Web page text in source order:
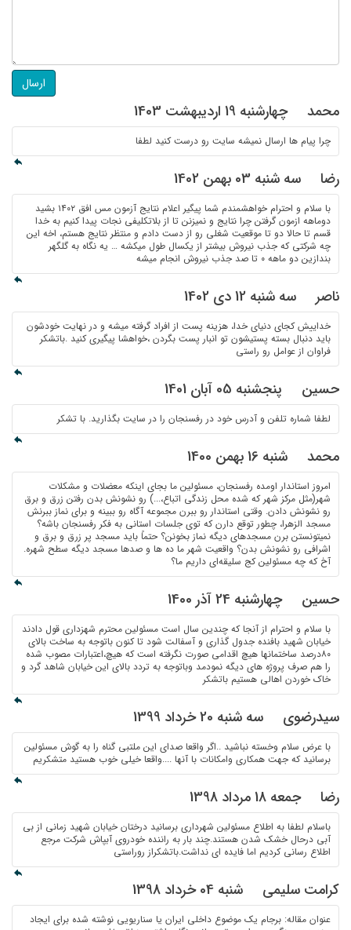
ارسال
محمد چهارشنبه 19 اردیبهشت 1403
چرا پیام ها ارسال نمیشه سایت رو درست کنید لطفا
رضا سه شنبه 03 بهمن 1402
با سلام و احترام خواهشمندم شما پیگیر اعلام نتایج آزمون مس افق ۱۴۰۲ بشید
دو‌ماهه ازمون گرفتن چرا نتایج و نمیزنن تا از بلاتکلیفی نجات پیدا کنیم به خدا
قسم تا حالا دو تا موقعیت شغلی رو از دست دادم و منتظر نتایج هستم، اخه این
چه شرکتی که جذب نیروش بیشتر از یکسال طول میکشه … یه نگاه به گلگهر
بندازین دو ماهه ۰ تا صد جذب نیروش انجام میشه
ناصر سه شنبه 12 دی 1402
خداییش کجای دنیای خدا، هزینه پست از افراد گرفته میشه و در نهایت خودشون
باید دنبال بسته پستیشون تو انبار پست بگردن ،خواهشا پیگیری کنید .باتشکر
فراوان از عوامل رو راستی
حسین پنجشنبه 05 آبان 1401
لطفا شماره تلفن و آدرس خود در رفسنجان را در سایت بگذارید. با تشکر
محمد شنبه 16 بهمن 1400
امروز استاندار اومده رفسنجان، مسئولین ما بجای اینکه معضلات و مشکلات
شهر(مثل مرکز شهر که شده محل زندگی اتباع،...) رو نشونش بدن رفتن زرق و برق
رو نشونش دادن. وقتی استاندار رو ببرن مجموعه آگاه رو ببینه و برای نماز ببرنش
مسجد الزهرا، چطور توقع دارن که توی جلسات استانی به فکر رفسنجان باشه؟
نمیتونستن برن مسجدهای دیگه نماز بخونن؟ حتماً باید مسجد پر زرق و برق و
اشرافی رو نشونش بدن؟ واقعیت شهر ما ده ها و صدها مسجد دیگه سطح شهره.
آخ که چه مسئولین کج سلیقه‌ای داریم ما؟
حسین چهارشنبه 24 آذر 1400
با سلام و احترام از آنجا که چندین سال است مسئولین محترم شهزداری قول دادند
خیابان شهید بافنده جدول گذاری و آسفالت شود تا کنون باتوجه به ساخت بالای
۸۰درصد ساختمانها هیچ اقدامی صورت نگرفته است که هیچ،اعتبارات مصوب شده
را هم صرف پروژه های دیگه نمودمد وباتوجه به تردد بالای این خیابان شاهد گرد و
خاک خوردن اهالی هستیم باتشکر
سیدرضوی سه شنبه 20 خرداد 1399
با عرض سلام وخسته نباشید ..اگر واقعا صدای این ملتبی گناه را به گوش مسئولین
برسانید که جهت همکاری وامکانات با آنها ....واقعا خیلی خوب هستید متشکریم
رضا جمعه 18 مرداد 1398
باسلام لطفا به اطلاع مسئولین شهرداری برسانید درختان خیابان شهید زمانی از بی
آبی درحال خشک شدن هستند.چند بار به راننده خودروی آبپاش شرکت مرجع
اطلاع رسانی کردیم اما فایده ای نداشت.باتشکراز روراستی
کرامت سلیمی شنبه 04 خرداد 1398
عنوان مقاله: برجام یک موضوع داخلی ایران یا سناریویی نوشته شده برای ایجاد چند دهه جنگ و بحران وعقب مانده نگاه داشتن منطقه خاور میانه --------------------------------------------------------------------------------------------- دروغ برای پنهان کردن حقیقت خلق می شود ، حقیقت در تاریکی دروغ گم می شود و در تاریکی هر ظلمی ممکن می شود. ظلم ابزار گسترش تاریکیست اما دشمن تاریکی روشناییست و حقیقت همان روشناییست دانستن حقیقت راه نجات ملتها و رفتن به سوی عدالت اجتماعی و دنیای بدون جنگ است. براستی این برجام چیست که قصه ان تمام نمی شود و چرا سرنوشت مردم ایران به این موضوع گره خورده است. و چرا فقط برای ایران اجرا می شود و چرا برای کشوری مثل پاکستان که به اصطلاح یک کشور اسلامیست اجازه دادند به بمب به اصطلاح اتمی برسد و هیچ سر و صدایی هم نشد. و همینطور در مورد کشورهای هندوستان ، برزیل ، آفریقای جنوبی و ... که به قول خودشان حتی به بمب به اصطلاح اتمی دست یافتند نیز هیچگاه داستان برجام یا داستان مشابهی اجرا نشد. اگر موضوع انرژی هسته ای صحت داشته باشد و کشور ایران نیز به دنبال این انرژیست این یک موضوع داخلیست و کلمه برجام و موضوع برجام توسط دولت اقای روحانی و در سال ۲۰۱۵ میلادی یعنی ۴ سال پیش مطرح شد که البته هنوز نسخه فارسی برجام رونمایی نشده است. اما می بینیم که تقریبا" تمامی کشورهای جهان در موضوع برجام درگیرند و داستان برجام و ورود یا خروج کشورها از برجام تمامی ندارد و عجیب است که کشورهای مختلف ، مستقل از موقعیت جغرافیایی و سیاسی و دوری یا نزدیکی به ایران مدام در مورد این موضوع نظر می دهند. مثلا" جدیدا" اقای ظریف چند بار به کشور ژاپن سفر کردند تا ژاپن در تحریمها با امریکا همسویی نکند اما همین کشور ژاپن که دو شهر این کشور با بمبهای به اصطلاح اتمی نابود شد و قاعدتا" باید از امریکا نفرت داشته باشند و طرف ایران را که در مقابل قاتل صدها هزار ژاپنی ایستاده است بگیرد ،دست اقای ظریف را با سردی فشردند و کشور ژاپن در مورد تحریمها در جبهه امریکا قرار گرفت و نخست وزیر ژاپن از اقای ظریف خواستند که ایران از برجام خارج نشود. و همینطور بارها و بارها کشورهای اروپایی مخصوصا" فرانسه ، انگلیس و المان از ایران خواسته اند که از برجام خارج نشود.و معلوم نیست چه نقطه ضعفی دارند که سعی می کنند با قاطعیت ایران را تحریم نکنند و همواره دوپهلو حرف می زنند. و شاید از لو رفتن یک موضوع می ترسند .چیزی که اقای عباس عراقچی معاون اقای ظریف به ان اشاره کردند. اقای عراقچی گفتند که برجام یک توافقنامه امنیتی است و صبر ایران هم نامحدود نیست. به خوبی می توان بوی تهدید را از این سخنان اقای عراقچی استشمام نمود. در صورتی که در رسانه ها برجام یک موضوع داخلی ایران برای دستیابی به انرژی به اصطلاح هسته ای عنوان می شود نه یک توافقنامه امنیتی که می تواند امنیت اروپا و مناطق دیگری از جهان را تهدید کند. نقطه ضعف اروپا در این توافقنامه امنیتی چیست که دولتمردان ایرانی روی ان دست گذاشته اند. موضوع جالب و تا حدی خنده دار نیز این است که کشورهای آفریقایی نیز در موضوع برجام درگیرند. طی یک سال اخیر ۵۴ کشور افریقایی دو بار در کشور اتیوپی در نشست مشترکی تحت عنوان اتحادیه افریقا اعلام کرده اند که از برجام خارج نمی شوند و حاضرند برای حفظ برجام هر کاری انجام دهند. فکر نمی کنید که حضور کشورهای آفریقایی در برجام و حمایت اتحادیه افریقا از برجام یک حرف بی معناست. اتحادیه افریقا چگونه می خواهد از برجام حمایت کند. دولتهای افریقایی نه قدرت نظامی دارند و نه قدرت اقتصادی. و اصلا" در مسائل سیاسی و نظامی جهان دیده نمی شوند و کسی اهمیتی به انها نمی دهد. دولتهایشان هم با کودتا و تحت حمایت غرب بر سر کار امده اند و جز کشتار مردم بی دفاع افریقایی کاری بلد نیستند. از عمر برجام حدود ۴ سال می گذرد و سوال این است که اولا" برجام و معنی ورود یک کشور به برجام چیست و ثانیا" برجام یک موضوع داخلی ایران است و کشورهای آفریقایی چه موقع وارد برجام شدند که هیچکس در دنیا نفهمید و معنی خروج کشورهای آفریقایی از برجام چیست و اگر خارج شوند و یا خارج نشوند چه اتفاقی می افتد. کشور به اصطلاح ابرقدرت روسیه که هیچگاه اثار و نشانی از ابرقدرتی این کشور در هیچ منطقه ای ازجهان دیده نشده است نیز از ایران خواسته است که از برجام خارج نشود و خود کشور روسیه نیز اعلام کرده است با وجود خروج امریکا از برجام ، کشور روسیه از برجام خارج نمی شود. و مدام می بینیم که اقای سرگئی لاوروف وزیر امور خارجه کشور روسیه با چهره ای نگران و مضطرب در نشستها و مصاحبه های رسانه ای اعلام می کنند که روسیه به برجام پایبند است و از ان خارج نمی شود. این موضوع جای سوالات زیادی دارد. ایا کشور به اصطلاح ابرقدرت اتمی روسیه و کشورهای گرسنه و ضعیف افریقایی موقعیت یکسانی در موضوع برجام دارند ایا کشور مثلا" قدرتمند روسیه بابد با کشور افریقایی اوگاندا که بیشتر مردمش در زیر درختان و لابلای بوته ها زندگی می کنند در مورد برجام موضع یکسانی اتخاذ نمایند. همچنین ترامپ رییس جمهور امریکا اعلام کرد روسیه به این دلیل از برجام خارج نمی شود چون برای روسیه توافق خوبیست. این حرف جای کلی بررسی و تفسیر دارد و بیشتر نشان می دهد که به نوعی ترامپ به این حقیقت اشاره می کند که روسیه برای حفظ قدرت و اعتبارش از هر نظر ( سیاسی، اقتصادی و حتی نظامی ) کاملا” به امریکا وابسته است و از خود قدرتی ندارد. یک موضوع دیگر که نمی خواهیم ان را زیاد بشکافیم و به ان بپردازیم این است که رهبران کشورهای درگیر مسائل هسته ای تماما" به دنبال موضوعات زنانگی هستند. و معلوم است که انقدر بی خیال هستند که فقط به عیش و نوش و هوسبازی می پردازند. می بینیم که هر از گاهی سرو کله یک خانم پیدا می شود و مدعیست که ترامپ وی را ازار جنسی داده است و موضوع در تمام رسانه های جهان سریعا" منتشر می شود و یا اقای پوتین مدام در سواحل زیبای روسیه و همینطور کشورهای اروپایی با زنان و دختران زیبا و جذاب در حال تفریح است. و همینطور از اقای کیم جونگ اون رهبر کره شمالی عکسها و فیلمهایی در رسانه ها منتشر می شود که نشان می دهد رهبر کره شمالی در میان تعداد زیادی زن و دختر قرار دارد و در حال خوشگذرانیست. یک نکته بسیار مهم که رسانه ها به ان نمی پردازند و از روی ان می گذرند این است که ترامپ رییس جمهور امریکا اعلام کرد که پذیرش برجام منجر به سقوط اقتصاد امریکا خواهد شد . چرا ترامپ این موضوع را در رسانه ها اعلام کرد. ایا این صحبت ترامپ به فریبکاریها و بی صداقتی دولتها نسبت به مردمشان اشاره نمی کند. و ایا این موضوع نشان نمی دهد که کشور امریکا و سایر به اصطلاح ابرقدرتها مثل اتحادیه اروپا و کشور روسیه یک نقطه ضعف بزرگ دارند و به دروغ وجهه یک ابرقدرت را به خود گرفته اند.و همچنین ایا این صحبت ترامپ نشان نمی دهد که در مذاکرات ظاهرا”اتمی دولتها در واقع اخاذیهای مالی و اقتصادی از دولت امریکا صورت می گیرد و امریکا دیگر قادر به تمکین خواسته همه کشورها نیست. چرا فقط امریکا از موضوع اتمی ایران نگران است اما روسیه که همسایه ایران است نه تنها نگران نیست بلکه کمک هم می دهد و دانشمندان به اصطلاح اتمی روسیه هم برایشان اهمیتی ندارد و به رییس جمهور روسیه در این مورد نامه نمی نویسند اما امریکا که هزاران کیلومتر از کشور ما دور است هم دولتش نگران است و هم دانشمندان به اصطلاح هسته ای امریکا در نامه ای به اوباما وترامپ روسای جمهور امریکا خواستار ان شدند که توافق هسته ای با ایران را امضا کند. و خلاصه اینکه چرا ترامپ که رییس جمهور کشور ابرقدرت بلامنازع جهان است برای مقابله با یک کشور جهان سومی مثل ایران در میان کشورهای جهان به دنبال دستی برای فشردن می گردد. و اصلا" چراغ هدایتی که در طی تمام تاریخ ، راهبر جنگهای بشریست کدام است. اگر نگاهی به پشت سر خود و به تاریخ بیندازیم می بینیم که طی ۸۰ سال اخیر امریکا در هیچ جنگی به دنبال پیروزی سریع نبوده است و همه جنگها را دو تا سه دهه کش و قوس داده است مثل جنگ کره که ۴ سال فقط بمباران ان طول کشید اما چند دهه است که مردم کره شمالی در فقر و فلاکت زندگی می کنند. کره شمالی انقدر اوضاع اسفباری دارد که هر ساله اتحادیه اروپا مقداری از ذرت هایی را که به چهارپایانشان میدهند به عنوان کمکهای انسان دوستانه برای مردم کره شمالی می فرستند تا از گرسنگی نمیرند. جنگ ویتنام نیز ۲۰ سال طول کشید. انهم در کشوری که نه نفت و گاز دارد و نه محصول ارزشمند دیگری که به درد آمریکا بخورد و به بهای جان ده ها هزار و شاید هم صدها هزار نفر سرباز آمریکایی تمام شد. جنگ امریکا با عراق به صورت نظامی و جنگی ۱۳ سال طول کشید و ۲۹ سال است که امریکا در عراق حضور نظامی دارد. جنگ بالکان و جنگهای افریقا نیز اینچنین بود و سالها طول کشید. چرا امریکا باید هر از گاهی در منطقه ای از جهان ببری کاغذی بسازد و به بهانه هایی همچون ازادسازی یک ملت ، مقابله با تروریسم و بهانه هایی از این دست جنگ طولانی مدتی که خودش ان را کنترل و اداره می کند راه بیندازد . ایا امریکا در مورد ایران مدل مشابهی را پیاده خواهد نمود و کشور ایران را نیز چند دهه در بحران و نهایتا" جنگ نگاه خواهد داشت. بدون شک حقیقت در ذات دروغهاییست که در رسانه ها منتشر می شود. اما چرا مردم نمی توانند حقیقت را پیدا کنند. قدرتمندان جهان برای گمراه نمودن ملتها و انحراف اذهان انها برای نرسیدن به حقایق ملتها را درگیر عشق و نفرت نسبت به موضوعات مختلف می کنند. زیرا عشق و نفرت هردو یک ویژگی مشترک دارند و انهم اینکه باعث می شوند افراد دیدگاه درستی نسبت به موضوعات و مسائل مختلفی که می بینند نداشته باشند و نتوانند حقیقت و واقعیت را از دروغها تشخیص دهند. متاسفانه تعداد زیادی از رسانه ها برای انحراف اذهان از رسیدن به حقیقت موضوعات مبتذل و پیش پا افتاده و یا حتی موضوعات ظاهرا” علمی ، اگاهی دهنده ، هنری و… را منتشر می کنند. تعداد زیاد سایتها و کانالهای سرگرم کننده اعم از جوک ، فیلم ، سرگرمی و … باعث پنهان شدن حقیقت در لابلای دروغها می شود.. انسانها با باورها و عادتهایشان و همچنین رؤیاهایشان زندگی می کنند و از حقیقت فرار می کنند و این باعث می شود که صاحبان قدرت و سرمایه ملتها را به هر شکلی که اراده کنند کنترل و مهندسی نمایند. و دروغها را در لباس حقیقت به انها باور دهند. فرار از حقیقت انسانها باعث شده تا به جای ریشه یابی واقعی مشکلات و بحرانها ی جهانی مخصوصا" جنگها همواره به دنبال یک ناجی و قهرمان بگردند تا انها را نجات دهد. بیشتر انسانها در شرایط فعلی جهان همچون دختر بچه ای شده اند که در رؤیاهایش انتظار دارد فردی با اسب سفید بیاید، غول ستمگر را بکشد و با اوازدواج نماید و خوشبختش کند. صاحبان قدرت و صاحبان سرمایه در جهان برای حفظ موقعیتشان همواره به دنبال بحران سازی در جهان می باشند. بحرانهایی که کنترل و هدایت این بحرانها در اختیار خودشان است. گاهی جنگ جهانی ، گاهی جنگ منطقه ای و نیابتی ، گاهی رواج قحطی، گرسنگی و بیکاری و گاهی رواج تروریسم ان هم تروریسم دولتی که خطرناکترین نوع تروریسم است و .... به نظر می رسد که تقریبا” تمامی ارتشهای دنیا مستقیما" از پنتاگون دستور می گیرند و در واقع چیزی که به عنوان ۷۰۰۰ پایگاه نظامی آمریکا عنوان می شود همین ارتشها و مکانهای نظامیست که در حدود ۲۰۰ کشور چهان پراکنده اند و اسلحه و سیستمهای مخابراتی و سایر امکانات را در اختیارشان قرار می دهد.و درجه اهمیتشان برحسب موقعیت جغرافیایی فرق می کند و با کمک همین ارتشها امریکا قادر است در هر منطقه ای که اراده کند جنگ و درگیری ایجاد نماید. شما چی فکر می کنید . ایا واقعا" موضوعی مثل برجام برای ایجاد بحران در کل منطقه خاور میانه ابداع شده است تا وقت و انرژی و سرمایه مردم این منطقه تلف شود و چند دهه دیگر با شرایط جنگی